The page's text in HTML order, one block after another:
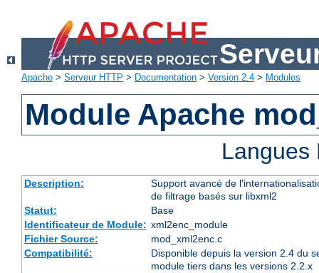
Apache > Serveur HTTP > Documentation > Version 2.4 > Modules
Module Apache
Description:
Support avancé de
de filtrage basés sur libxml2
Statut:
Base
Identificateur de Module: xml2enc_module
Fichier Source:
mod_xml2enc.c
Compatibilité:
Disponible depuis la version 2.4 du
module tiers dans les versions 2.2.x